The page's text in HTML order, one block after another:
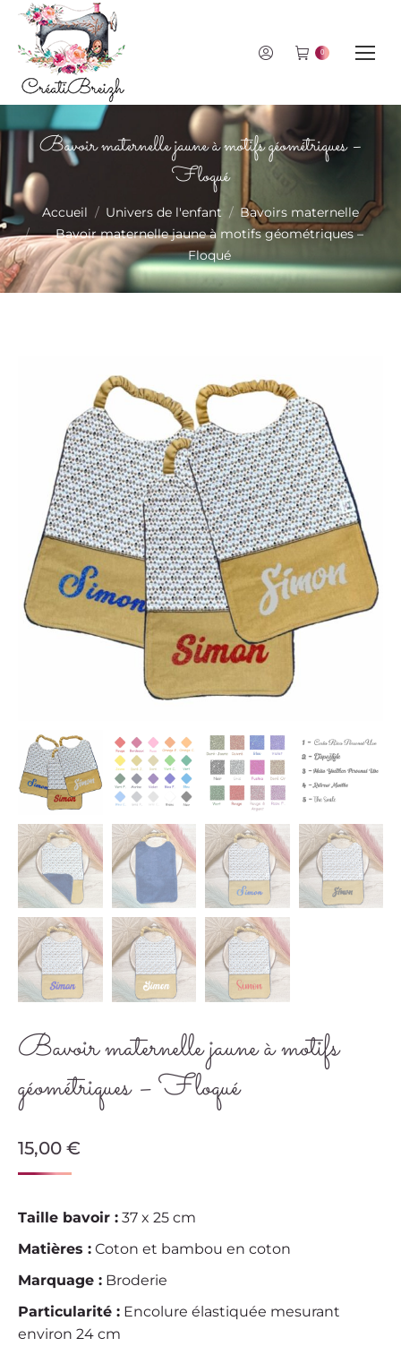
0
Bavoir maternelle jaune à motifs géométriques –
Floqué
Vous êtes ici :
Accueil Univers de l'enfant
Bavoirs maternelle
Bavoir maternelle jaune à motifs géométriques –
Floqué
Bavoir maternelle jaune à motifs
géométriques – Floqué
15,00 €
Taille bavoir : 37 x 25 cm
Matières : Coton et bambou en coton
Marquage : Broderie
Particularité : Encolure élastiquée mesurant
environ 24 cm